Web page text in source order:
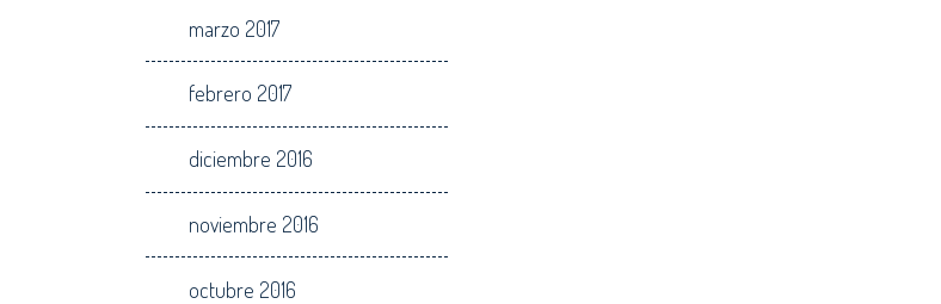
marzo 2017
febrero 2017
diciembre 2016
noviembre 2016
octubre 2016